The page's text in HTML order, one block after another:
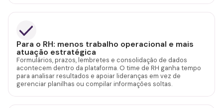
Para o RH: menos trabalho operacional e mais
atuação estratégica
Formulários, prazos, lembretes e consolidação de dados
acontecem dentro da plataforma. O time de RH ganha tempo
para analisar resultados e apoiar lideranças em vez de
gerenciar planilhas ou compilar informações soltas.